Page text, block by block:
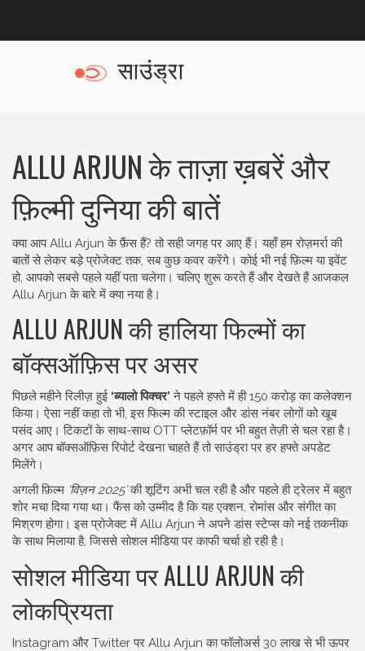
ALLU ARJUN के ताज़ा ख़बरें और
फ़िल्मी दुनिया की बातें
क्या आप Allu Arjun के फ़ैंस हैं? तो सही जगह पर आए हैं। यहाँ हम रोज़मर्रा की
बातों से लेकर बड़े प्रोजेक्ट तक, सब कुछ कवर करेंगे। कोई भी नई फ़िल्म या इवेंट
हो, आपको सबसे पहले यहीं पता चलेगा। चलिए शुरू करते हैं और देखते हैं आजकल
Allu Arjun के बारे में क्या नया है।
ALLU ARJUN की हालिया फिल्मों का
बॉक्सऑफ़िस पर असर
पिछले महीने रिलीज़ हुई ‘ब्यालो पिक्चर’ ने पहले हफ्ते में ही 150 करोड़ का कलेक्शन
किया। ऐसा नहीं कहा तो भी, इस फिल्म की स्टाइल और डांस नंबर लोगों को खूब
पसंद आए। टिकटों के साथ-साथ OTT प्लेटफ़ॉर्म पर भी बहुत तेज़ी से चल रहा है।
अगर आप बॉक्सऑफ़िस रिपोर्ट देखना चाहते हैं तो साउंड्रा पर हर हफ्ते अपडेट
मिलेंगे।
अगली फ़िल्म ‘विज़न 2025’की शूटिंग अभी चल रही है और पहले ही ट्रेलर में बहुत
शोर मचा दिया गया था। फैंस को उम्मीद है कि यह एक्शन, रोमांस और संगीत का
मिश्रण होगा। इस प्रोजेक्ट में Allu Arjun ने अपने डांस स्टेप्स को नई तकनीक
के साथ मिलाया है, जिससे सोशल मीडिया पर काफी चर्चा हो रही है।
सोशल मीडिया पर ALLU ARJUN की
लोकप्रियता
Instagram और Twitter पर Allu Arjun का फॉलोअर्स 30 लाख से भी ऊपर